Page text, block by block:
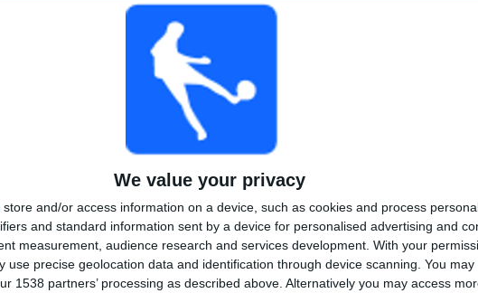
We value your privacy
store and/or access information on a device, such as cookies and process
and standard information sent by a device for personalised advertising and
measurement, audience research and services development. With your
use precise geolocation data and identification through device scanning. You may
1538 partners’ processing as described above. Alternatively you may access
1599
157
PERÄKKÄISET
MAKSUPELIT
VASTUSTAJAT
12
VS Cincinnati
2
KILPAILUT
RANKING KILPAILUJEN MUKAAN